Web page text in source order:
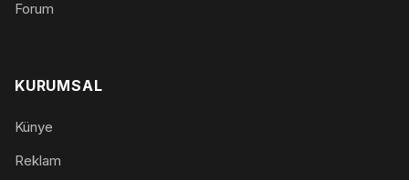
Forum
KURUMSAL
Künye
Reklam